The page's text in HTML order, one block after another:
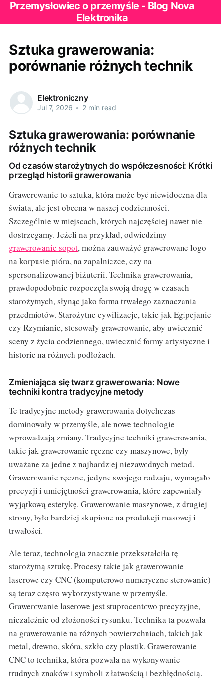
Przemysłowiec o przemyśle - Blog Nova
Elektronika
Sztuka grawerowania:
porównanie różnych technik
Elektroniczny
Jul 7, 2026 • 2 min read
Sztuka grawerowania: porównanie
różnych technik
Od czasów starożytnych do współczesności: Krótki
przegląd historii grawerowania
Grawerowanie to sztuka, która może być niewidoczna dla
świata, ale jest obecna w naszej codzienności.
Szczególnie w miejscach, których najczęściej nawet nie
dostrzegamy. Jeżeli na przykład, odwiedzimy
grawerowanie sopot, można zauważyć grawerowane logo
na korpusie pióra, na zapalniczce, czy na
spersonalizowanej biżuterii. Technika grawerowania,
prawdopodobnie rozpoczęła swoją drogę w czasach
starożytnych, słynąc jako forma trwałego zaznaczania
przedmiotów. Starożytne cywilizacje, takie jak Egipcjanie
czy Rzymianie, stosowały grawerowanie, aby uwiecznić
sceny z życia codziennego, uwiecznić formy artystyczne i
historie na różnych podłożach.
Zmieniająca się twarz grawerowania: Nowe
techniki kontra tradycyjne metody
Te tradycyjne metody grawerowania dotychczas
dominowały w przemyśle, ale nowe technologie
wprowadzają zmiany. Tradycyjne techniki grawerowania,
takie jak grawerowanie ręczne czy maszynowe, były
uważane za jedne z najbardziej niezawodnych metod.
Grawerowanie ręczne, jedyne swojego rodzaju, wymagało
precyzji i umiejętności grawerowania, które zapewniały
wyjątkową estetykę. Grawerowanie maszynowe, z drugiej
strony, było bardziej skupione na produkcji masowej i
trwałości.
Ale teraz, technologia znacznie przekształciła tę
starożytną sztukę. Procesy takie jak grawerowanie
laserowe czy CNC (komputerowo numeryczne sterowanie)
są teraz często wykorzystywane w przemyśle.
Grawerowanie laserowe jest stuprocentowo precyzyjne,
niezależnie od złożoności rysunku. Technika ta pozwala
na grawerowanie na różnych powierzchniach, takich jak
metal, drewno, skóra, szkło czy plastik. Grawerowanie
CNC to technika, która pozwala na wykonywanie
trudnych znaków i symboli z łatwością i bezbłędnością.